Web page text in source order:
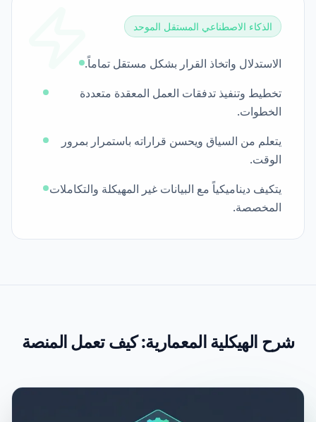
الذكاء الاصطناعي المستقل الموحد
الاستدلال واتخاذ القرار بشكل مستقل تماماً.
تخطيط وتنفيذ تدفقات العمل المعقدة متعددة
الخطوات.
يتعلم من السياق ويحسن قراراته باستمرار بمرور
الوقت.
يتكيف ديناميكياً مع البيانات غير المهيكلة والتكاملات
المخصصة.
شرح الهيكلية المعمارية:كيف تعمل المنصة